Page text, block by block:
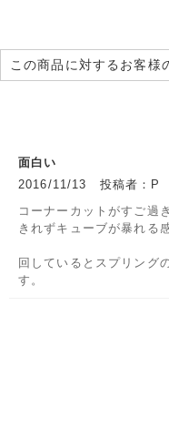
この商品に対するお客様
面白い
2016/11/13 投稿者：P
コーナーカットがすご過
きれずキューブが暴れる
回しているとスプリング
す。